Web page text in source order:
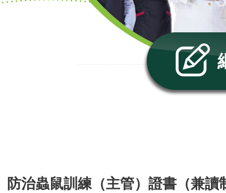
防治蟲鼠訓練（主管）證書（兼讀